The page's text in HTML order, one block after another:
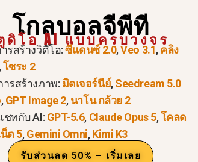
โกลบอลจีพีที
ดิโอ AI แบบครบวงจร
ารสร้างวิดีโอ:ซีแดนซ์ 2.0,Veo 3.1,คลิง
โซระ 2
ารสร้างภาพ: มิดเจอร์นีย์,Seedream 5.0
,GPT Image 2,นาโน กล้วย 2
ชทกับ AI: GPT-5.6, Claude Opus 5,โคลด
ต 5,Gemini Omni,Kimi K3
รับส่วนลด 50% – เริ่มเลย